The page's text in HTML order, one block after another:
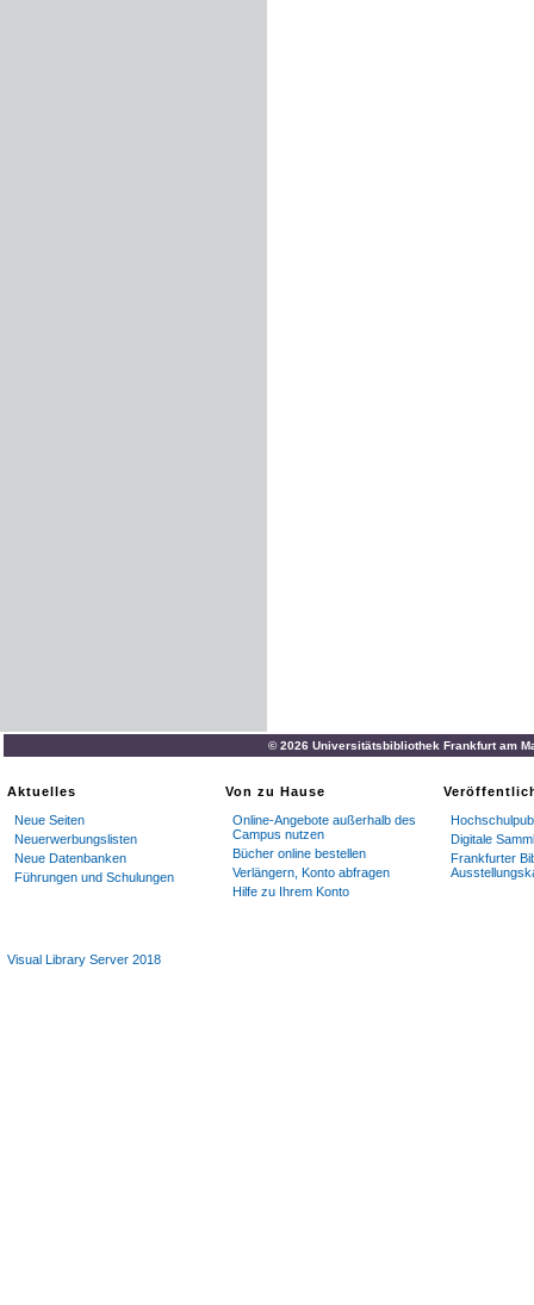
© 2026 Universitätsbibliothek Frankfurt am
Aktuelles
Neue Seiten
Neuerwerbungslisten
Neue Datenbanken
Führungen und Schulungen
Von zu Hause
Online-Angebote außerhalb des
Campus nutzen
Bücher online bestellen
Verlängern, Konto abfragen
Hilfe zu Ihrem Konto
Digitale
Frankfurter
Visual Library Server 2018